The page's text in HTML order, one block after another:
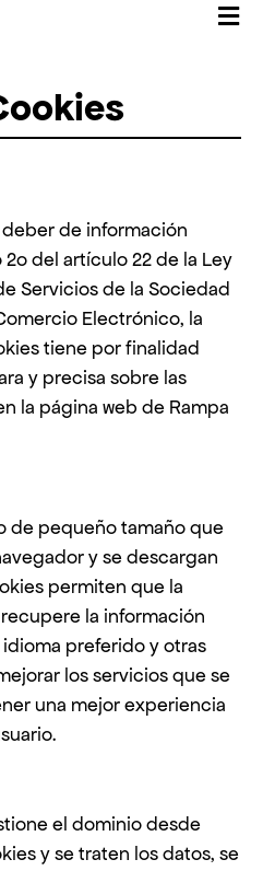
de información
del artículo 22 de la Ley
Servicios de la Sociedad
Electrónico, la
tiene por finalidad
y precisa sobre las
la página web de Rampa
de pequeño tamaño que
y se descargan
permiten que la
la información
preferido y otras
los servicios que se
una mejor experiencia
el dominio desde
y se traten los datos, se